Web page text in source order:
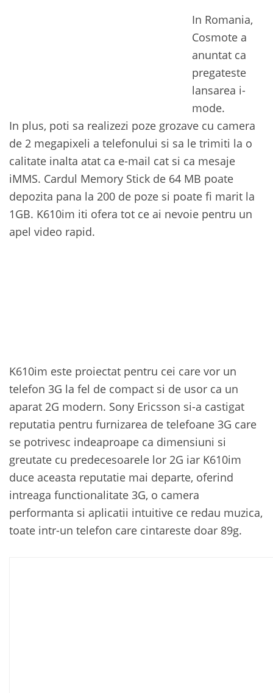
In Romania,
Cosmote a
anuntat ca
pregateste
lansarea i-
mode.
In plus, poti sa realizezi poze grozave cu camera
de 2 megapixeli a telefonului si sa le trimiti la o
calitate inalta atat ca e-mail cat si ca mesaje
iMMS. Cardul Memory Stick de 64 MB poate
depozita pana la 200 de poze si poate fi marit la
1GB. K610im iti ofera tot ce ai nevoie pentru un
apel video rapid.
K610im este proiectat pentru cei care vor un
telefon 3G la fel de compact si de usor ca un
aparat 2G modern. Sony Ericsson si-a castigat
reputatia pentru furnizarea de telefoane 3G care
se potrivesc indeaproape ca dimensiuni si
greutate cu predecesoarele lor 2G iar K610im
duce aceasta reputatie mai departe, oferind
intreaga functionalitate 3G, o camera
performanta si aplicatii intuitive ce redau muzica,
toate intr-un telefon care cintareste doar 89g.